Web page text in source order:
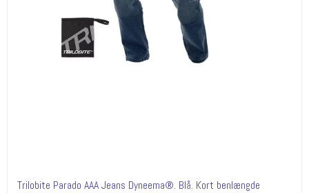
Trilobite Parado AAA Jeans Dyneema®. Blå. Kort benlængde